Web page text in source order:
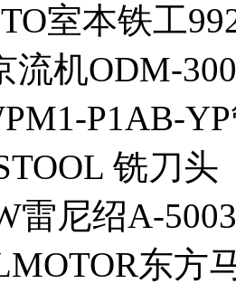
室本铁工
流机ODM-
P1AB-
铣刀头
雷尼绍A-
东方